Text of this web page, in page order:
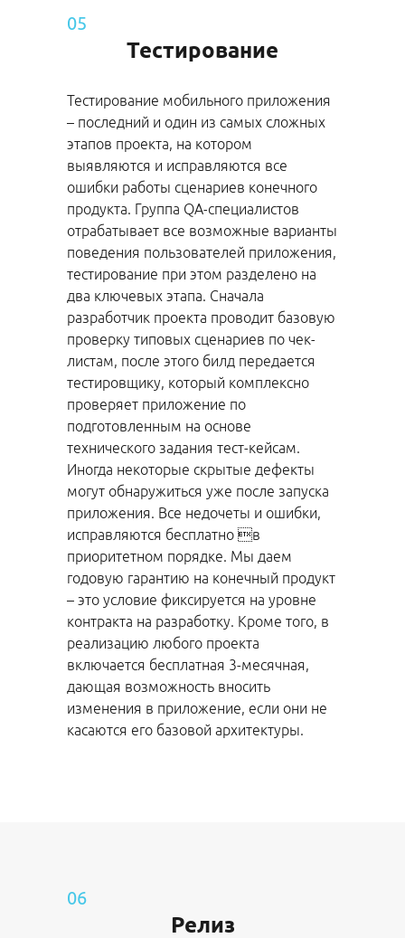
05
Тестирование
Тестирование мобильного приложения
– последний и один из самых сложных
этапов проекта, на котором
выявляются и исправляются все
ошибки работы сценариев конечного
продукта. Группа QA-специалистов
отрабатывает все возможные варианты
поведения пользователей приложения,
тестирование при этом разделено на
два ключевых этапа. Сначала
разработчик проекта проводит базовую
проверку типовых сценариев по чек-
листам, после этого билд передается
тестировщику, который комплексно
проверяет приложение по
подготовленным на основе
технического задания тест-кейсам.
Иногда некоторые скрытые дефекты
могут обнаружиться уже после запуска
приложения. Все недочеты и ошибки,
исправляются бесплатно в
приоритетном порядке. Мы даем
годовую гарантию на конечный продукт
– это условие фиксируется на уровне
контракта на разработку. Кроме того, в
реализацию любого проекта
включается бесплатная 3-месячная,
дающая возможность вносить
изменения в приложение, если они не
касаются его базовой архитектуры.
06
Релиз